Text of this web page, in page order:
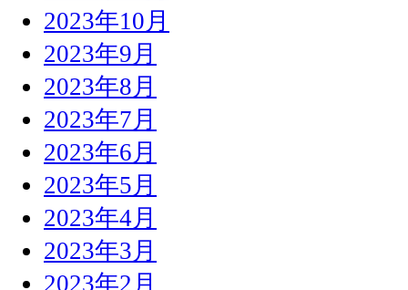
2023年10月
2023年9月
2023年8月
2023年7月
2023年6月
2023年5月
2023年4月
2023年3月
2023年2月